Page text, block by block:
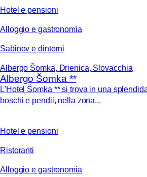
Hotel e pensioni
Alloggio e gastronomia
Sabinov e dintorni
Albergo Šomka, Drienica, Slovacchia
Albergo Šomka **
L'Hotel Šomka ** si trova in una
boschi e pendii, nella zona...
Hotel e pensioni
Ristoranti
Alloggio e gastronomia